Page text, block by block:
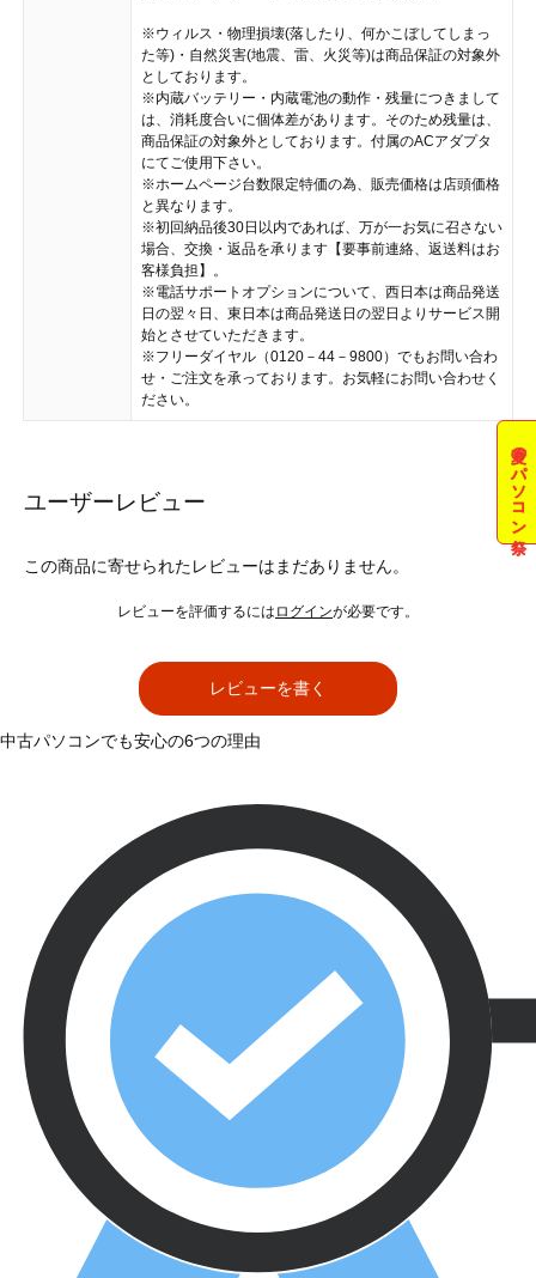
※ウィルス・物理損壊(落したり、何かこぼしてしまっ
た等)・自然災害(地震、雷、火災等)は商品保証の対象外
としております。
※内蔵バッテリー・内蔵電池の動作・残量につきまして
は、消耗度合いに個体差があります。そのため残量は、
商品保証の対象外としております。付属のACアダプタ
にてご使用下さい。
※ホームページ台数限定特価の為、販売価格は店頭価格
と異なります。
※初回納品後30日以内であれば、万が一お気に召さない
場合、交換・返品を承ります【要事前連絡、返送料はお
客様負担】。
※電話サポートオプションについて、西日本は商品発送
日の翌々日、東日本は商品発送日の翌日よりサービス開
始とさせていただきます。
※フリーダイヤル（0120－44－9800）でもお問い合わ
せ・ご注文を承っております。お気軽にお問い合わせく
ださい。
ユーザーレビュー
この商品に寄せられたレビューはまだありません。
レビューを評価するには ログインが必要です。
レビューを書く
夏のパソコン祭
中古パソコンでも安心の6つの理由